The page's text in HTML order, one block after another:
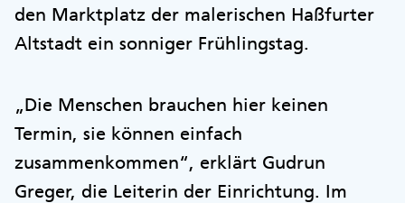
den Marktplatz der malerischen Haßfurter
Altstadt ein sonniger Frühlingstag.
„Die Menschen brauchen hier keinen
Termin, sie können einfach
zusammenkommen“, erklärt Gudrun
Greger, die Leiterin der Einrichtung. Im